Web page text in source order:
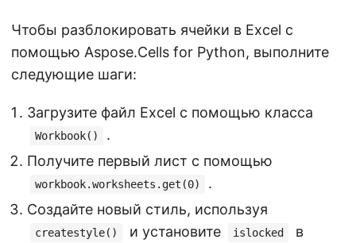
Чтобы разблокировать ячейки в Excel с
помощью Aspose.Cells for Python, выполните
следующие шаги:
Загрузите файл Excel с помощью класса
Workbook()
.
Получите первый лист с помощью
workbook.worksheets.get(0)
.
Создайте новый стиль, используя
createstyle() и установите islocked в